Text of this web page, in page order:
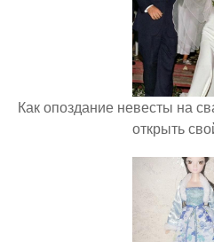
Как опоздание невесты на
открыть